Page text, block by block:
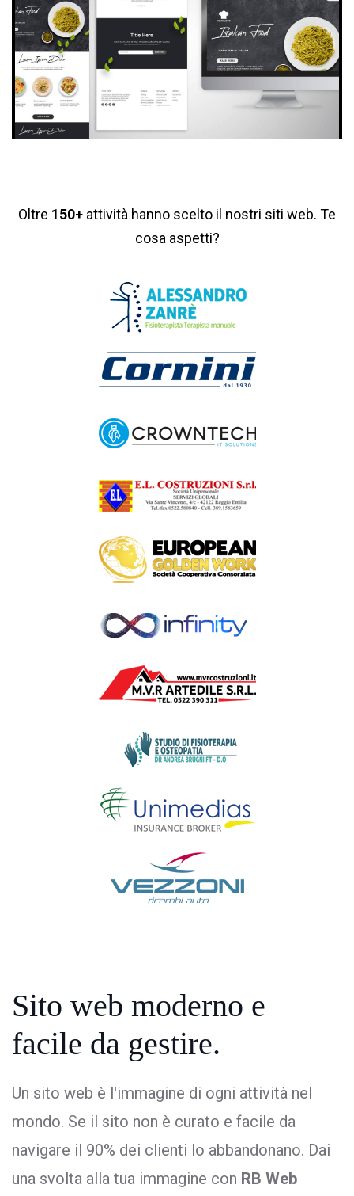
Oltre 150+ attività hanno scelto il nostri siti web. Te
cosa aspetti?
Sito web moderno e
facile da gestire.
Un sito web è l'immagine di ogni attività nel
mondo. Se il sito non è curato e facile da
navigare il 90% dei clienti lo abbandonano. Dai
una svolta alla tua immagine con RB Web